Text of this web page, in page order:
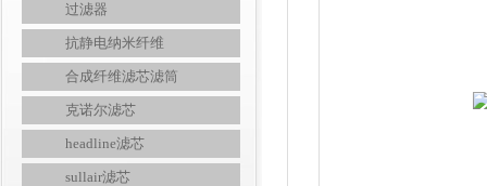
过滤器
抗静电纳米纤维
合成纤维滤芯滤筒
克诺尔滤芯
headline滤芯
sullair滤芯